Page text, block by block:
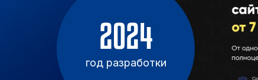
2024
год разработки